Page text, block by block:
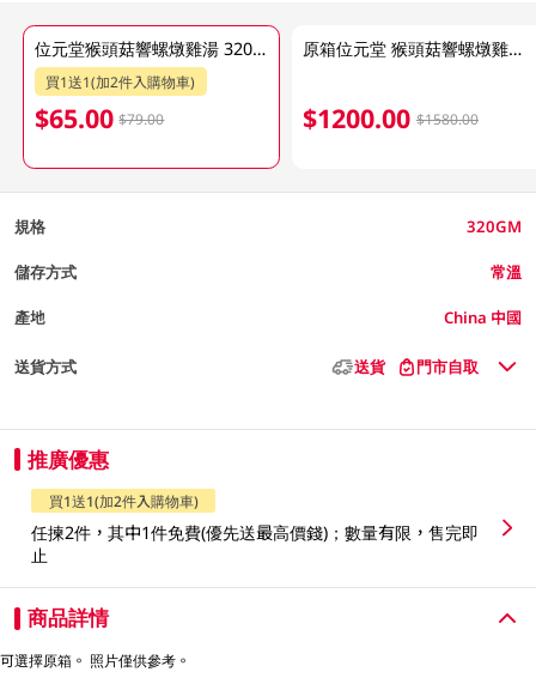
位元堂猴頭菇響螺燉雞湯 320GM
買1送1(加2件入購物車)
$65.00 $79.00
原箱位元堂 猴頭菇響螺燉雞湯20 X 320 GM
$1200.00 $1580.00
規格 320GM
儲存方式 常溫
產地 China 中國
送貨方式 送貨 門市自取
推廣優惠
買1送1(加2件入購物車)
任揀2件，其中1件免費(優先送最高價錢)；數量有限，售完即
止
商品詳情
可選擇原箱。 照片僅供參考。